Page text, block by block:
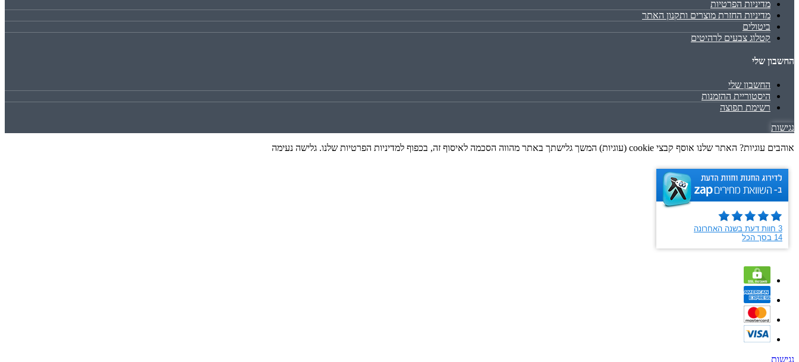
מדיניות הפרטיות
מדיניות החזרת מוצרים ותקנון האתר
ביטולים
קטלוג צבעים לרהיטים
החשבון שלי
החשבון שלי
היסטוריית ההזמנות
רשימת תפוצה
נגישות
אוהבים עוגיות? האתר שלנו אוסף קבצי cookie (עוגיות) המשך גלישתך באתר מהווה הסכמה לאיסוף זה, בכפוף למדיניות הפרטיות שלנו. גלישה נעימה
נגישות